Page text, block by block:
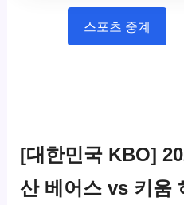
스포츠 중계
[대한민국 KBO]
산 베어스 vs 키움